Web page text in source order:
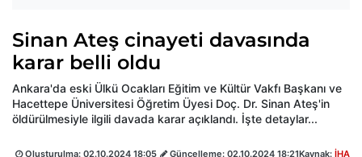
Sinan Ateş cinayeti davasında
karar belli oldu
Ankara'da eski Ülkü Ocakları Eğitim ve Kültür Vakfı Başkanı ve
Hacettepe Üniversitesi Öğretim Üyesi Doç. Dr. Sinan Ateş'in
öldürülmesiyle ilgili davada karar açıklandı. İşte detaylar...
Oluşturulma: 02.10.2024 18:05 Güncelleme: 02.10.2024 18:21Kaynak: İHA